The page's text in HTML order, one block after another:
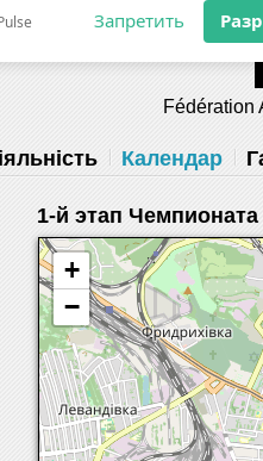
сайту fau.ua отправлять
Fédération
Календар
1-й этап
+
−